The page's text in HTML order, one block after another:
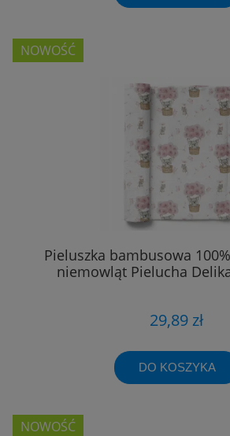
Pieluszka bambusowa
niemowląt Pielucha
29,89 zł
DO KOSZYKA
NOWOŚĆ
NOWOŚĆ